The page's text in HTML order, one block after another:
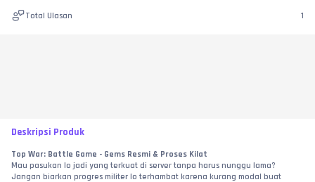
Total Ulasan 1
Deskripsi Produk
Top War: Battle Game - Gems Resmi & Proses Kilat
Mau pasukan lo jadi yang terkuat di server tanpa harus nunggu lama?